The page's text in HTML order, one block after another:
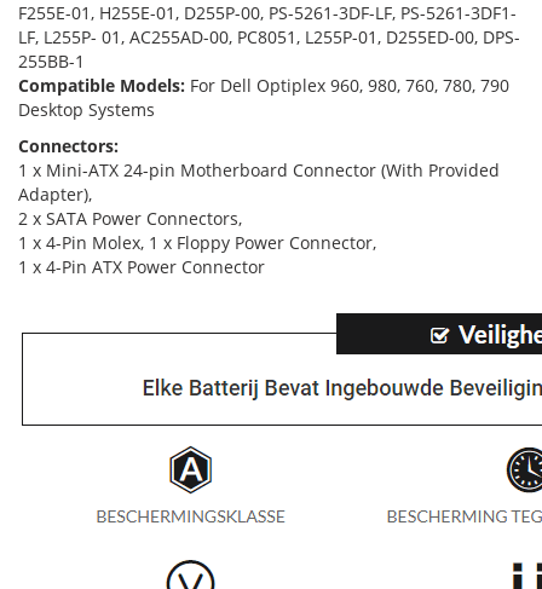
F255E-01, H255E-01, D255P-00, PS-5261-3DF-LF, PS-5261-3DF1-
LF, L255P- 01, AC255AD-00, PC8051, L255P-01, D255ED-00, DPS-
255BB-1
Compatible Models: For Dell Optiplex 960, 980, 760, 780, 790
Desktop Systems
Connectors:
1 x Mini-ATX 24-pin Motherboard Connector (With Provided
Adapter),
2 x SATA Power Connectors,
1 x 4-Pin Molex, 1 x Floppy Power Connector,
1 x 4-Pin ATX Power Connector